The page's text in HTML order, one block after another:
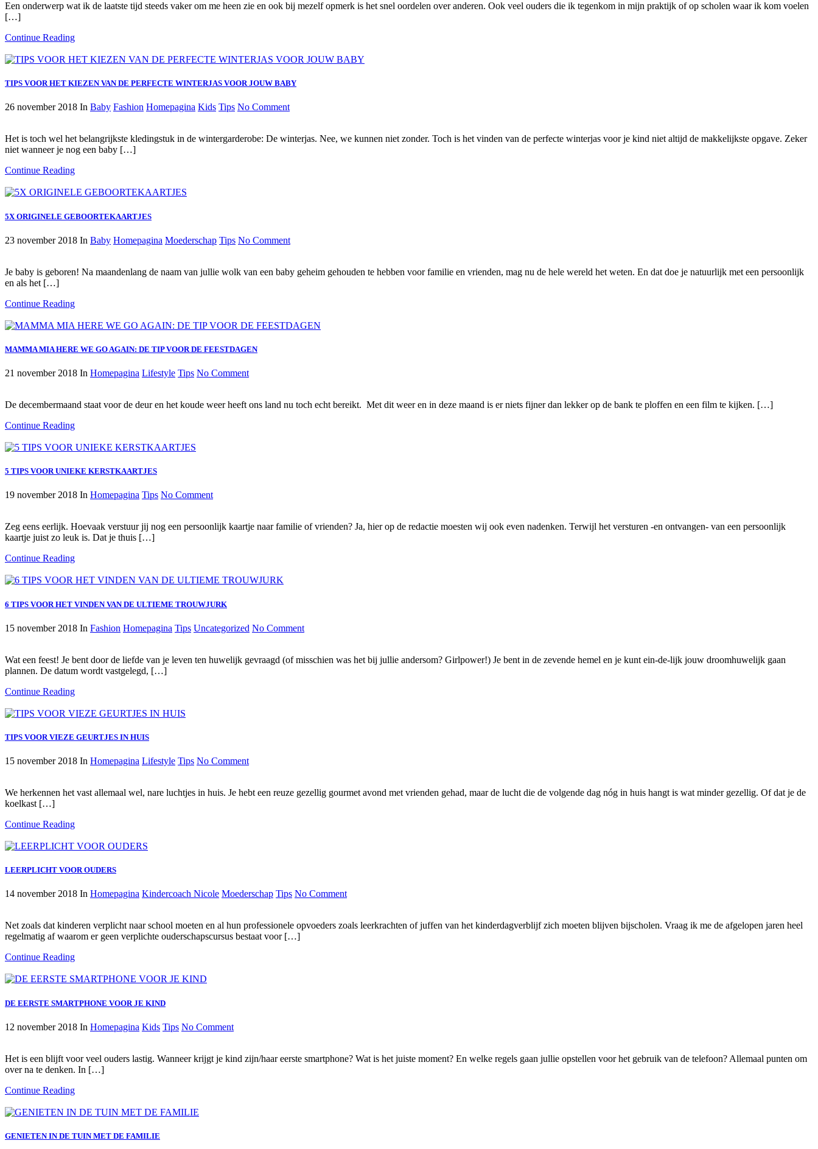
Een onderwerp wat ik de laatste tijd steeds vaker om me heen zie en ook bij mezelf opmerk is het snel oordelen over anderen. Ook veel ouders die ik tegenkom in mijn praktijk of op scholen waar ik kom voelen
[…]
Continue Reading
TIPS VOOR HET KIEZEN VAN DE PERFECTE WINTERJAS VOOR JOUW BABY
26 november 2018 In Baby Fashion Homepagina Kids Tips No Comment
Het is toch wel het belangrijkste kledingstuk in de wintergarderobe: De winterjas. Nee, we kunnen niet zonder. Toch is het vinden van de perfecte winterjas voor je kind niet altijd de makkelijkste opgave. Zeker
niet wanneer je nog een baby […]
Continue Reading
5X ORIGINELE GEBOORTEKAARTJES
23 november 2018 In Baby Homepagina Moederschap Tips No Comment
Je baby is geboren! Na maandenlang de naam van jullie wolk van een baby geheim gehouden te hebben voor familie en vrienden, mag nu de hele wereld het weten. En dat doe je natuurlijk met een persoonlijk
en als het […]
Continue Reading
MAMMA MIA HERE WE GO AGAIN: DE TIP VOOR DE FEESTDAGEN
21 november 2018 In Homepagina Lifestyle Tips No Comment
De decembermaand staat voor de deur en het koude weer heeft ons land nu toch echt bereikt. Met dit weer en in deze maand is er niets fijner dan lekker op de bank te ploffen en een film te kijken. […]
Continue Reading
5 TIPS VOOR UNIEKE KERSTKAARTJES
19 november 2018 In Homepagina Tips No Comment
Zeg eens eerlijk. Hoevaak verstuur jij nog een persoonlijk kaartje naar familie of vrienden? Ja, hier op de redactie moesten wij ook even nadenken. Terwijl het versturen -en ontvangen- van een persoonlijk
kaartje juist zo leuk is. Dat je thuis […]
Continue Reading
6 TIPS VOOR HET VINDEN VAN DE ULTIEME TROUWJURK
15 november 2018 In Fashion Homepagina Tips Uncategorized No Comment
Wat een feest! Je bent door de liefde van je leven ten huwelijk gevraagd (of misschien was het bij jullie andersom? Girlpower!) Je bent in de zevende hemel en je kunt ein-de-lijk jouw droomhuwelijk gaan
plannen. De datum wordt vastgelegd, […]
Continue Reading
TIPS VOOR VIEZE GEURTJES IN HUIS
15 november 2018 In Homepagina Lifestyle Tips No Comment
We herkennen het vast allemaal wel, nare luchtjes in huis. Je hebt een reuze gezellig gourmet avond met vrienden gehad, maar de lucht die de volgende dag nóg in huis hangt is wat minder gezellig. Of dat je de
koelkast […]
Continue Reading
LEERPLICHT VOOR OUDERS
14 november 2018 In Homepagina Kindercoach Nicole Moederschap Tips No Comment
Net zoals dat kinderen verplicht naar school moeten en al hun professionele opvoeders zoals leerkrachten of juffen van het kinderdagverblijf zich moeten blijven bijscholen. Vraag ik me de afgelopen jaren heel
regelmatig af waarom er geen verplichte ouderschapscursus bestaat voor […]
Continue Reading
DE EERSTE SMARTPHONE VOOR JE KIND
12 november 2018 In Homepagina Kids Tips No Comment
Het is een blijft voor veel ouders lastig. Wanneer krijgt je kind zijn/haar eerste smartphone? Wat is het juiste moment? En welke regels gaan jullie opstellen voor het gebruik van de telefoon? Allemaal punten om
over na te denken. In […]
Continue Reading
GENIETEN IN DE TUIN MET DE FAMILIE